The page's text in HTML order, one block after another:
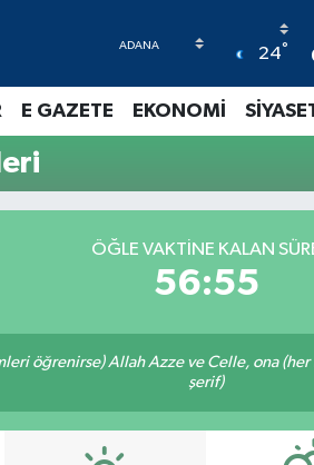
24°
E GAZETE EKONOMİ
ÖĞLE VAKTINE KALAN
56:54
öğrenirse) Allah Azze ve Celle, ona (her
şerif)